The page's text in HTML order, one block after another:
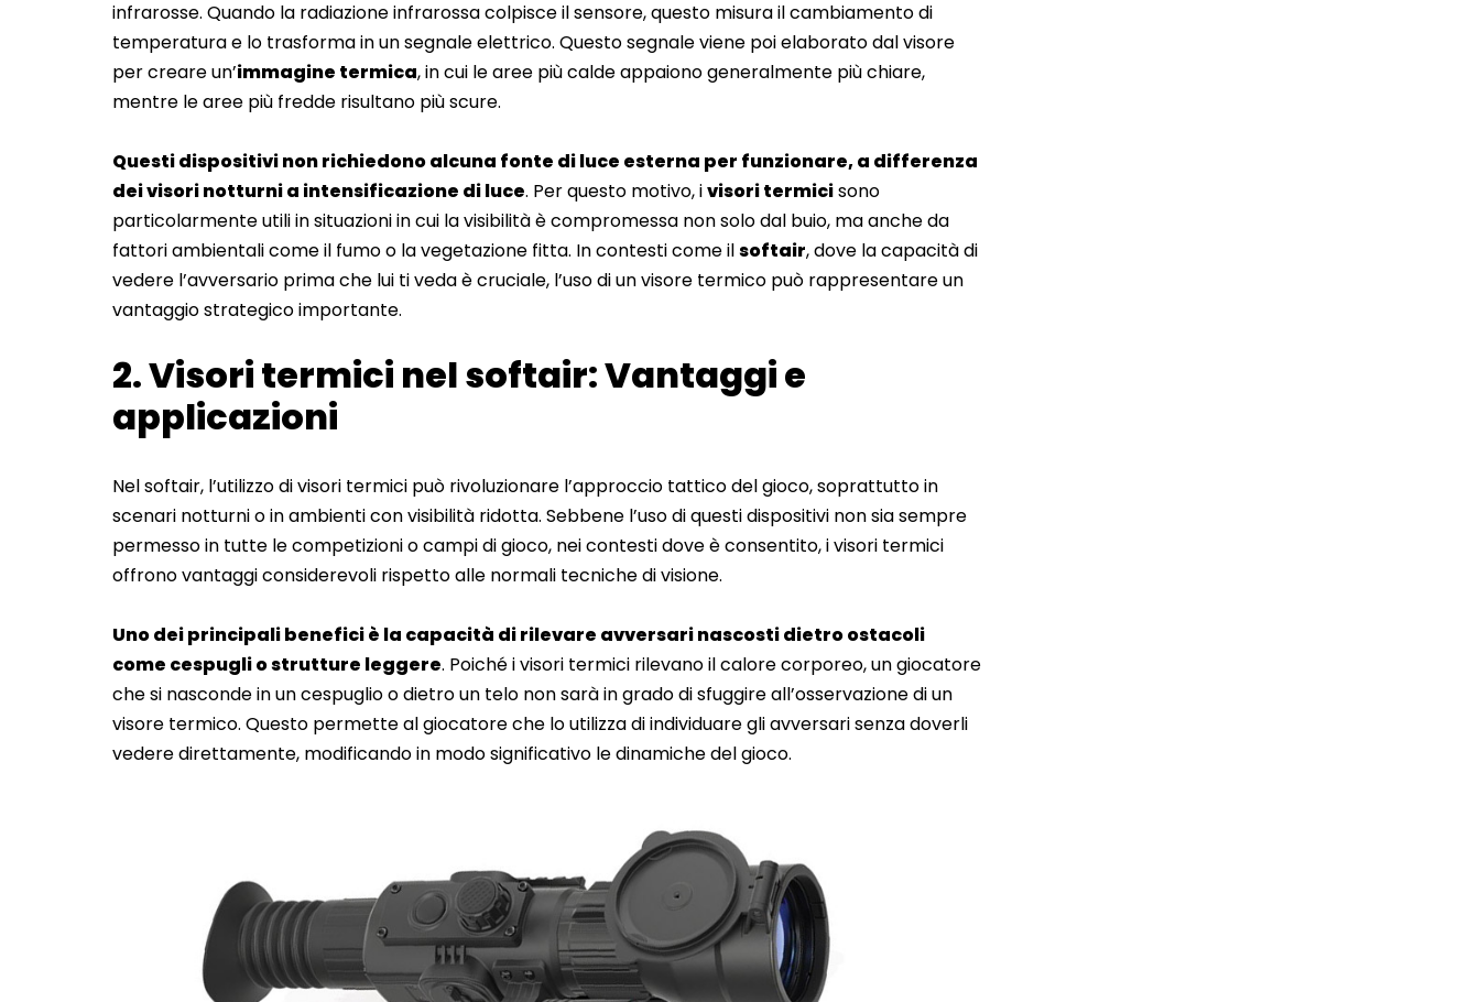
infrarosse. Quando la radiazione infrarossa colpisce il sensore, questo misura il cambiamento di
temperatura e lo trasforma in un segnale elettrico. Questo segnale viene poi elaborato dal visore
per creare un’immagine termica, in cui le aree più calde appaiono generalmente più chiare,
mentre le aree più fredde risultano più scure.
Questi dispositivi non richiedono alcuna fonte di luce esterna per funzionare, a differenza
dei visori notturni a intensificazione di luce. Per questo motivo, ivisori termicisono
particolarmente utili in situazioni in cui la visibilità è compromessa non solo dal buio, ma anche da
fattori ambientali come il fumo o la vegetazione fitta. In contesti come ilsoftair, dove la capacità di
vedere l’avversario prima che lui ti veda è cruciale, l’uso di un visore termico può rappresentare un
vantaggio strategico importante.
2. Visori termici nel softair: Vantaggi e
applicazioni
Nel softair, l’utilizzo di visori termici può rivoluzionare l’approccio tattico del gioco, soprattutto in
scenari notturni o in ambienti con visibilità ridotta. Sebbene l’uso di questi dispositivi non sia sempre
permesso in tutte le competizioni o campi di gioco, nei contesti dove è consentito, i visori termici
offrono vantaggi considerevoli rispetto alle normali tecniche di visione.
Uno dei principali benefici è la capacità di rilevare avversari nascosti dietro ostacoli
come cespugli o strutture leggere. Poiché i visori termici rilevano il calore corporeo, un giocatore
che si nasconde in un cespuglio o dietro un telo non sarà in grado di sfuggire all’osservazione di un
visore termico. Questo permette al giocatore che lo utilizza di individuare gli avversari senza doverli
vedere direttamente, modificando in modo significativo le dinamiche del gioco.